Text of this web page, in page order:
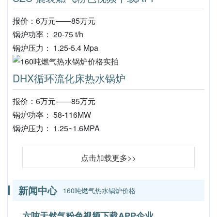
报价：6万元——85万元
锅炉功率： 20-75 t/h
锅炉压力： 1.25-5.4 Mpa
DHX循环流化床热水锅炉
报价：6万元——85万元
锅炉功率： 58-116MW
锅炉压力： 1.25~1.6MPA
点击加载更多>>
新闻中心 160吨燃气热水锅炉价格